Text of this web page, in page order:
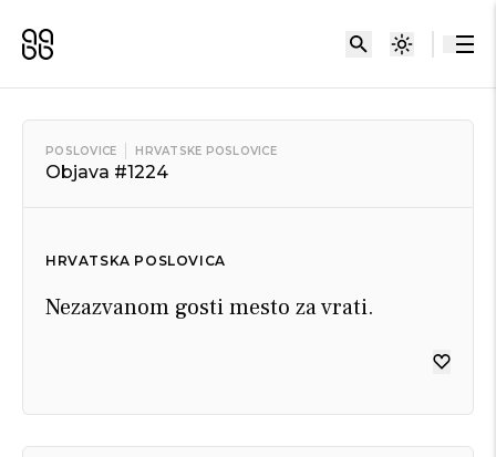
POSLOVICE HRVATSKE POSLOVICE
Objava #1224
HRVATSKA POSLOVICA
Nezazvanom gosti mesto za vrati.